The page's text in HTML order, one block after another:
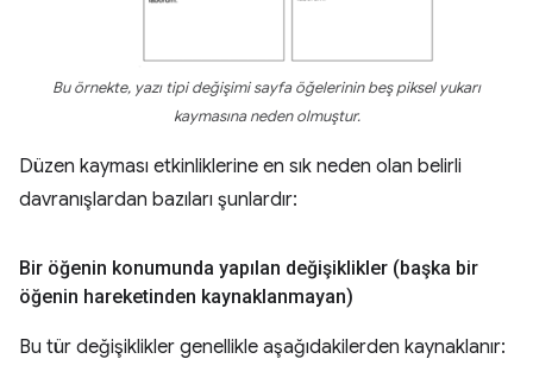
Bu örnekte, yazı tipi değişimi sayfa öğelerinin beş piksel yukarı
kaymasına neden olmuştur.
Düzen kayması etkinliklerine en sık neden olan belirli
davranışlardan bazıları şunlardır:
Bir öğenin konumunda yapılan değişiklikler (başka bir
öğenin hareketinden kaynaklanmayan)
Bu tür değişiklikler genellikle aşağıdakilerden kaynaklanır: